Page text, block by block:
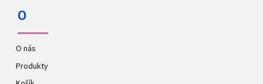
O
O nás
Produkty